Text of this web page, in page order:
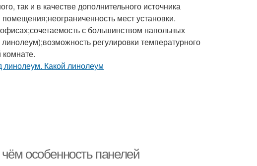
так и в качестве дополнительного источника
мест установки.
с большинством напольных
регулировки температурного
комнате.
особенность панелей